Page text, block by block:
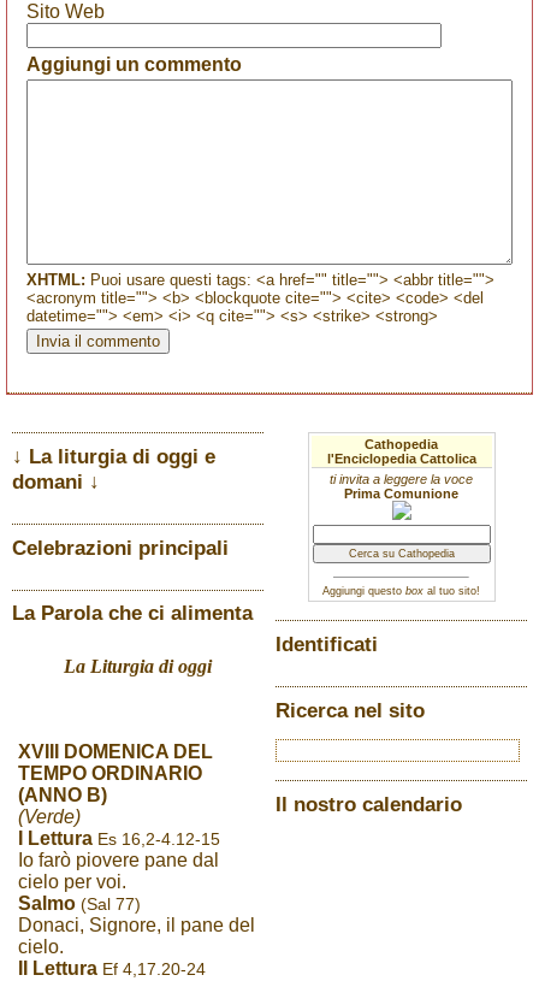
Sito Web
Aggiungi un commento
XHTML: Puoi usare questi tags: <a href="" title=""> <abbr title="">
<acronym title=""> <b> <blockquote cite=""> <cite> <code> <del
datetime=""> <em> <i> <q cite=""> <s> <strike> <strong>
↓ La liturgia di oggi e
domani ↓
Celebrazioni principali
La Parola che ci alimenta
La Liturgia di oggi
XVIII DOMENICA DEL
TEMPO ORDINARIO
(ANNO B)
(Verde)
I Lettura Es 16,2-4.12-15
Io farò piovere pane dal
cielo per voi.
Salmo (Sal 77)
Donaci, Signore, il pane del
cielo.
II Lettura Ef 4,17.20-24
Cathopedia
l'Enciclopedia Cattolica
ti invita a leggere la voce
Prima Comunione
Aggiungi questo box al tuo sito!
Identificati
Ricerca nel sito
Il nostro calendario